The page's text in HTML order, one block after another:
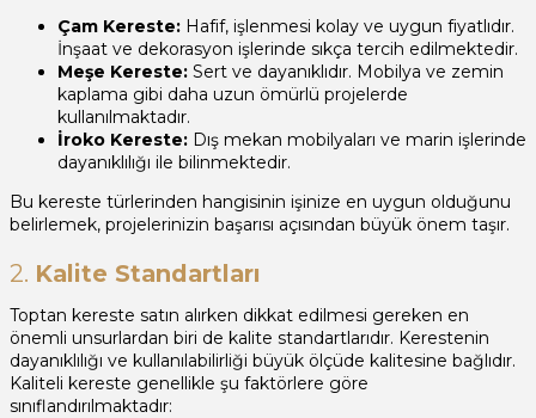
Çam Kereste: Hafif, işlenmesi kolay ve uygun fiyatlıdır.
İnşaat ve dekorasyon işlerinde sıkça tercih edilmektedir.
Meşe Kereste: Sert ve dayanıklıdır. Mobilya ve zemin
kaplama gibi daha uzun ömürlü projelerde
kullanılmaktadır.
İroko Kereste: Dış mekan mobilyaları ve marin işlerinde
dayanıklılığı ile bilinmektedir.
Bu kereste türlerinden hangisinin işinize en uygun olduğunu
belirlemek, projelerinizin başarısı açısından büyük önem taşır.
2. Kalite Standartları
Toptan kereste satın alırken dikkat edilmesi gereken en
önemli unsurlardan biri de kalite standartlarıdır. Kerestenin
dayanıklılığı ve kullanılabilirliği büyük ölçüde kalitesine bağlıdır.
Kaliteli kereste genellikle şu faktörlere göre
sınıflandırılmaktadır: